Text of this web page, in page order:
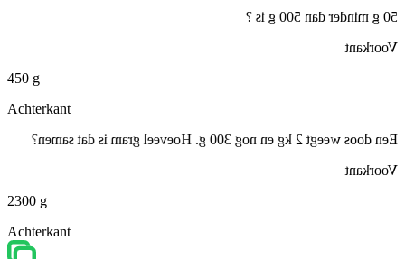
50 g minder dan 500 g is ?
Voorkant
450 g
Achterkant
Een doos weegt 2 kg en nog 300 g. Hoeveel gram is dat samen?
Voorkant
2300 g
Achterkant